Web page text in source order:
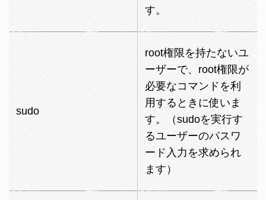
す。
sudo
root権限を持たないユ
ーザーで、root権限が
必要なコマンドを利
用するときに使いま
す。（sudoを実行す
るユーザーのパスワ
ード入力を求められ
ます）